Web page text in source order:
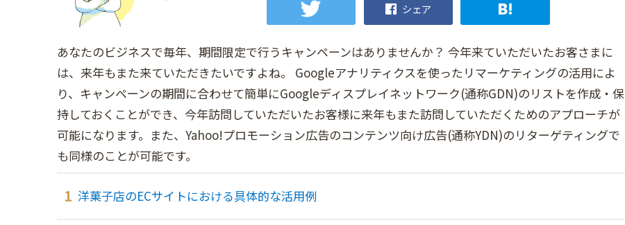
シェア
あなたのビジネスで毎年、期間限定で行うキャンペーンはありませんか？ 今年来ていただいたお客さまに
は、来年もまた来ていただきたいですよね。 Googleアナリティクスを使ったリマーケティングの活用によ
り、キャンペーンの期間に合わせて簡単にGoogleディスプレイネットワーク(通称GDN)のリストを作成・保
持しておくことができ、今年訪問していただいたお客様に来年もまた訪問していただくためのアプローチが
可能になります。また、Yahoo!プロモーション広告のコンテンツ向け広告(通称YDN)のリターゲティングで
も同様のことが可能です。
洋菓子店のECサイトにおける具体的な活用例